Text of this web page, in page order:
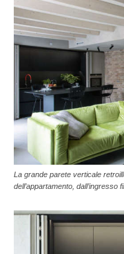
La grande parete verticale
dell’appartamento, dall’ingresso